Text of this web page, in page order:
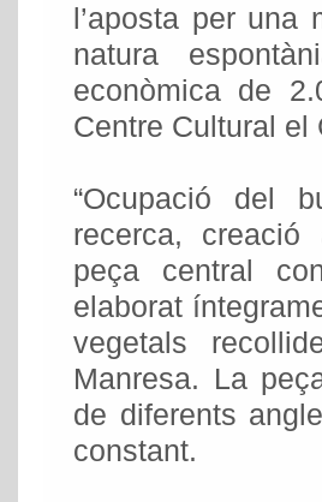
l’aposta per
natura
econòmica de
Centre Cultural el
“Ocupació del
recerca, creació
peça central
elaborat
vegetals
Manresa. La
de diferents
constant.